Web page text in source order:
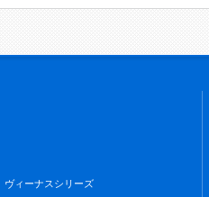
ヴィーナスシリーズ